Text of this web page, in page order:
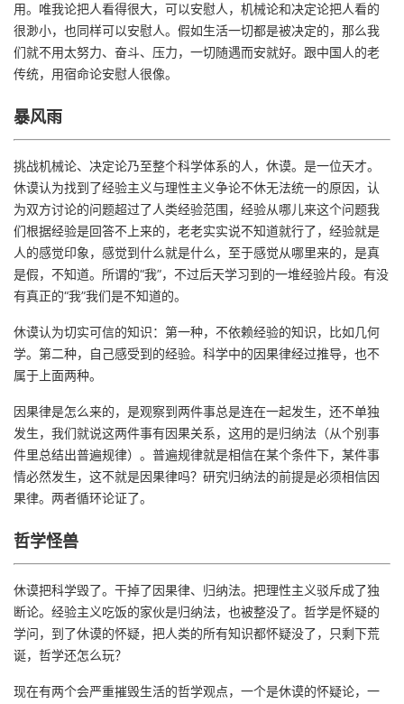
用。唯我论把人看得很大，可以安慰人，机械论和决定论把人看的
很渺小，也同样可以安慰人。假如生活一切都是被决定的，那么我
们就不用太努力、奋斗、压力，一切随遇而安就好。跟中国人的老
传统，用宿命论安慰人很像。
暴风雨
挑战机械论、决定论乃至整个科学体系的人，休谟。是一位天才。
休谟认为找到了经验主义与理性主义争论不休无法统一的原因，认
为双方讨论的问题超过了人类经验范围，经验从哪儿来这个问题我
们根据经验是回答不上来的，老老实实说不知道就行了，经验就是
人的感觉印象，感觉到什么就是什么，至于感觉从哪里来的，是真
是假，不知道。所谓的“我”，不过后天学习到的一堆经验片段。有没
有真正的“我”我们是不知道的。
休谟认为切实可信的知识：第一种，不依赖经验的知识，比如几何
学。第二种，自己感受到的经验。科学中的因果律经过推导，也不
属于上面两种。
因果律是怎么来的，是观察到两件事总是连在一起发生，还不单独
发生，我们就说这两件事有因果关系，这用的是归纳法（从个别事
件里总结出普遍规律）。普遍规律就是相信在某个条件下，某件事
情必然发生，这不就是因果律吗？研究归纳法的前提是必须相信因
果律。两者循环论证了。
哲学怪兽
休谟把科学毁了。干掉了因果律、归纳法。把理性主义驳斥成了独
断论。经验主义吃饭的家伙是归纳法，也被整没了。哲学是怀疑的
学问，到了休谟的怀疑，把人类的所有知识都怀疑没了，只剩下荒
诞，哲学还怎么玩？
现在有两个会严重摧毁生活的哲学观点，一个是休谟的怀疑论，一